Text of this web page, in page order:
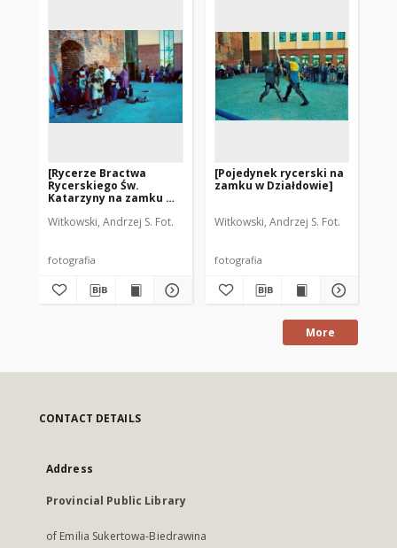
[Rycerze Bractwa
Rycerskiego Św.
Katarzyny na zamku w
Witkowski, Andrzej S. Fot.
fotografia
[Pojedynek rycerski na
zamku w Działdowie]
Witkowski, Andrzej S. Fot.
fotografia
More
CONTACT DETAILS
Address
Provincial Public Library
of Emilia Sukertowa-Biedrawina